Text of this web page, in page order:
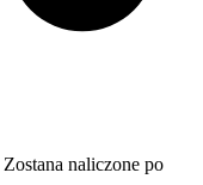
Zostana naliczone po